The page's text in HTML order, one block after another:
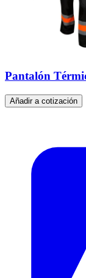
Pantalón
Añadir a cotización